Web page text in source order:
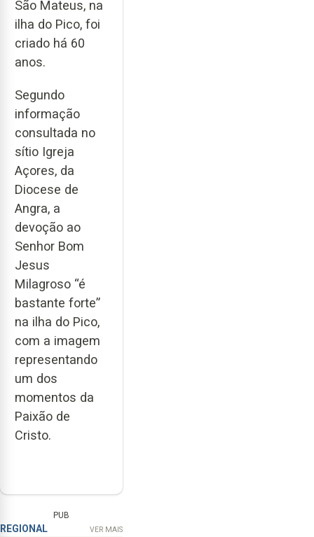
São Mateus, na
ilha do Pico, foi
criado há 60
anos.
Segundo
informação
consultada no
sítio Igreja
Açores, da
Diocese de
Angra, a
devoção ao
Senhor Bom
Jesus
Milagroso “é
bastante forte”
na ilha do Pico,
com a imagem
representando
um dos
momentos da
Paixão de
Cristo.
PUB
REGIONAL VER MAIS